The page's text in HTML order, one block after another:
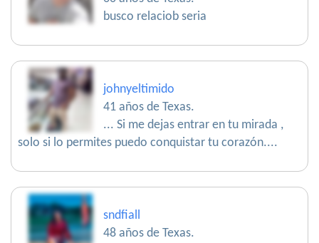
busco relaciob seria
johnyeltimido
41 años de Texas.
... Si me dejas entrar en tu mirada ,
solo si lo permites puedo conquistar tu corazón....
sndfiall
48 años de Texas.